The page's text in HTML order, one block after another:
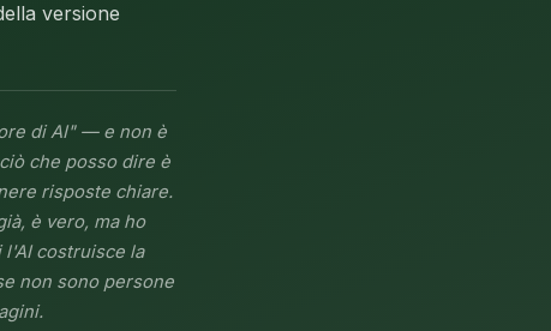
versione
di AI" — e non è
che posso dire è
risposte chiare.
è vero, ma ho
costruisce la
non sono persone